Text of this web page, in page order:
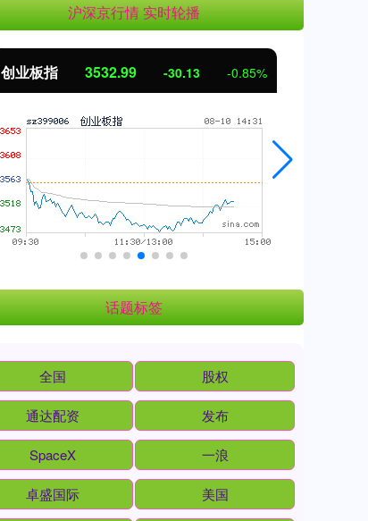
沪深京行情 实时轮播
创业板指 3532.99 -30.13 -0.85%
话题标签
全国 股权
通达配资 发布
SpaceX 一浪
卓盛国际 美国